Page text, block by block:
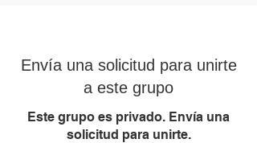
Envía una solicitud para unirte
a este grupo
Este grupo es privado. Envía una
solicitud para unirte.